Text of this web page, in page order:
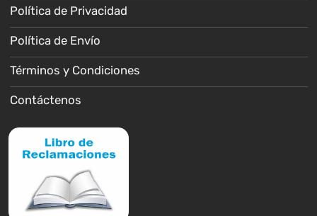
Política de Privacidad
Política de Envío
Términos y Condiciones
Contáctenos